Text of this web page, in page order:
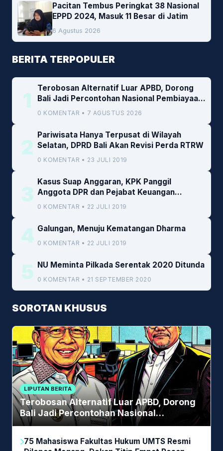
Pacitan Tembus Peringkat 38 Nasional
EPPD 2024, Masuk 11 Besar di Jatim
6 Agustus 2026
BERITA TERPOPULER
1
Terobosan Alternatif Luar APBD, Dorong
Bali Jadi Percontohan Nasional Pembiayaan
Daerah
0 KOMENTAR • 7 AGUSTUS 2026
2
Pariwisata Hanya Terpusat di Wilayah
Selatan, DPRD Bali Akan Revisi Perda RTRW
0 KOMENTAR • 23 JULI 2019
3
Kasus Suap Anggaran, KPK Panggil
Anggota DPR dan Pejabat Keuangan
Kemenkeu
0 KOMENTAR • 22 JULI 2019
4 Galungan, Menuju Kematangan Dharma
0 KOMENTAR • 22 JULI 2019
5 NU Meminta Pilkada Serentak 2020 Ditunda
0 KOMENTAR • 21 SEPTEMBER 2020
SOROTAN KHUSUS
LIPUTAN BERITA
Terobosan Alternatif Luar APBD, Dorong
Bali Jadi Percontohan Nasional
Pembiayaan Daerah
75 Mahasiswa Fakultas Hukum UMTS Resmi